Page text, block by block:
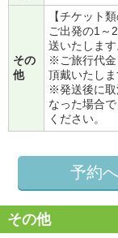
その
他
【チケット
ご出発の1～
送いたします
※ご旅行代金
頂戴いたしま
※発送後に取
なった場合
ください。
予約
その他